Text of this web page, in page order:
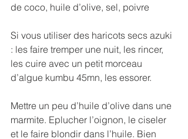
de coco, huile d’olive, sel, poivre
Si vous utiliser des haricots secs azuki
: les faire tremper une nuit, les rincer,
les cuire avec un petit morceau
d’algue kumbu 45mn, les essorer.
Mettre un peu d’huile d’olive dans une
marmite. Eplucher l’oignon, le ciseler
et le faire blondir dans l’huile. Bien